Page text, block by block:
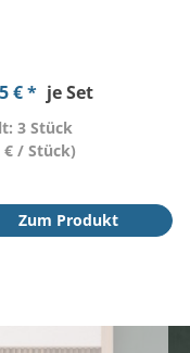
€ * je Set
3 Stück
€ / Stück)
Zum Produkt